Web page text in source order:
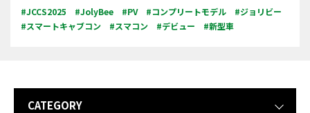
#JCCS2025 #JolyBee #PV #コンプリートモデル
#ジョリビー
#スマートキャブコン
#スマコン #デビュー #新型車
CATEGORY